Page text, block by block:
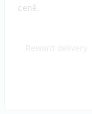
ceně.